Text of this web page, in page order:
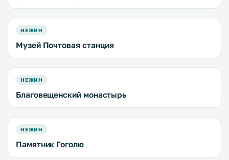
НЕЖИН
Музей Почтовая станция
НЕЖИН
Благовещенский монастырь
НЕЖИН
Памятник Гоголю